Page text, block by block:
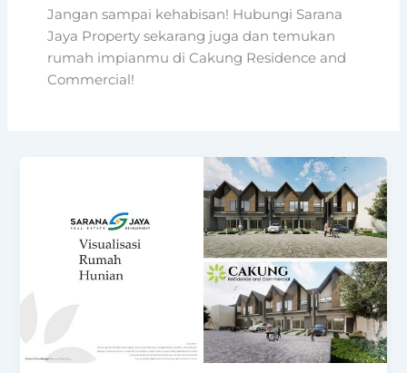
Jangan sampai kehabisan! Hubungi Sarana
Jaya Property sekarang juga dan temukan
rumah impianmu di Cakung Residence and
Commercial!